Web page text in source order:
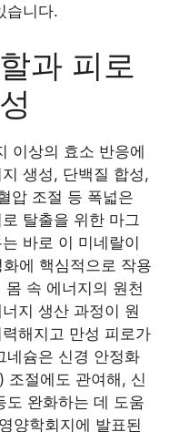
습니다.
과 피로
이상의 효소 반응에
생성, 단백질 합성,
압 조절 등 폭넓은
탈출을 위한 마그
바로 이 미네랄이
에 핵심적으로 작용
속 에너지의 원천
지 생산 과정이 원
해지고 만성 피로가
네슘은 신경 안정화
조절에도 관여해, 신
도 완화하는 데 도움
양학회지에 발표된